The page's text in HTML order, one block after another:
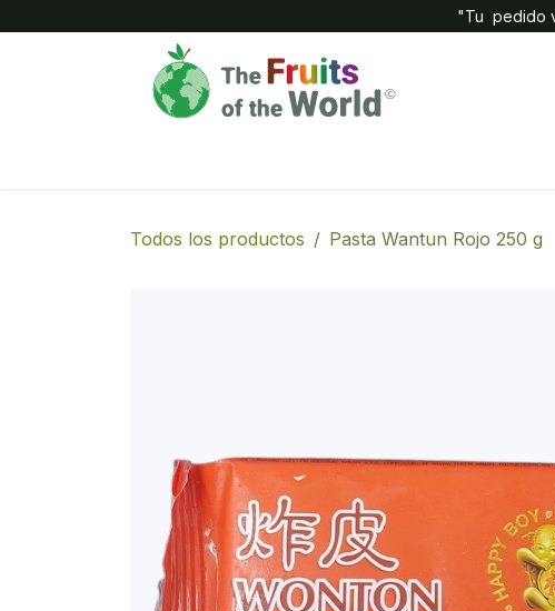
"Tu pedido
Todos los productos Pasta Wantun Rojo 250 g